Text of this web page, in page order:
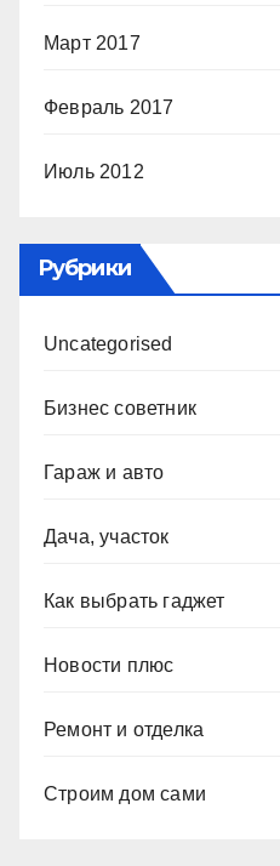
Март 2017
Февраль 2017
Июль 2012
Рубрики
Uncategorised
Бизнес советник
Гараж и авто
Дача, участок
Как выбрать гаджет
Новости плюс
Ремонт и отделка
Строим дом сами